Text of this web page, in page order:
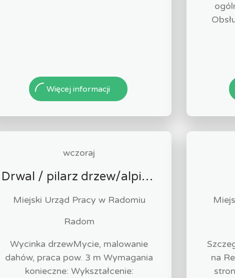
Więcej informacji
wczoraj
Drwal / pilarz drzew/alpinista (k/m)
Miejski Urząd Pracy w Radomiu
Radom
Wycinka drzewMycie, malowanie
dahów, praca pow. 3 m Wymagania
konieczne: Wykształcenie:
na